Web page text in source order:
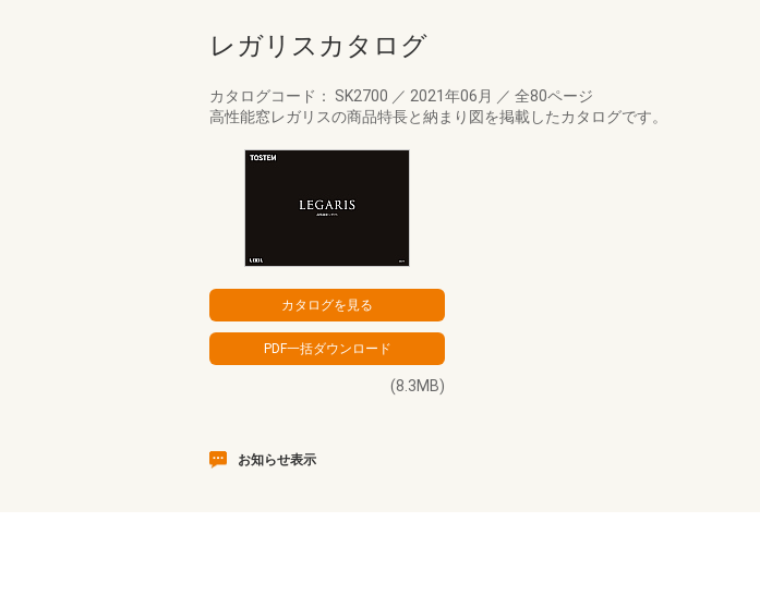
レガリスカタログ
カタログコード： SK2700 ／ 2021年06月 ／ 全80ページ
高性能窓レガリスの商品特長と納まり図を掲載したカタログです。
(8.3MB)
お知らせ表示